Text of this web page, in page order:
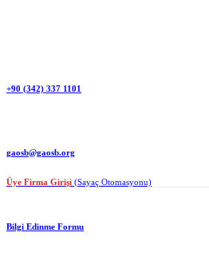
+90 (342) 337 1101
gaosb@gaosb.org
Üye Firma Girişi (Sayaç Otomasyonu)
Bilgi Edinme Formu